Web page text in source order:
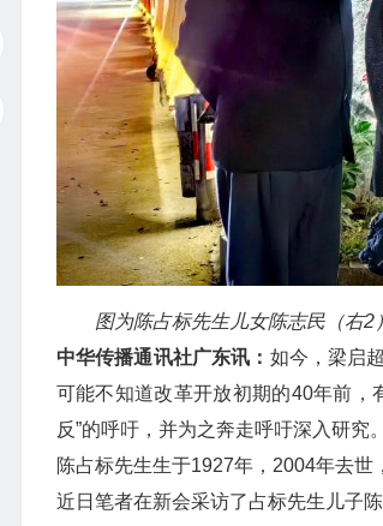
图为陈占标先生儿女陈志民（右
中华传播通讯社广东讯： 如今，梁启
可能不知道改革开放初期的40年前，
反”的呼吁，并为之奔走呼吁深入研究
陈占标先生生于1927年，2004年去世
近日笔者在新会采访了占标先生儿子